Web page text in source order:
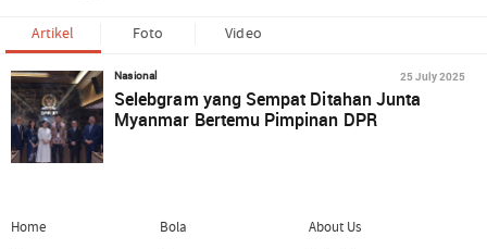
Artikel Foto Video
Nasional 25 July 2025
Selebgram yang Sempat Ditahan Junta
Myanmar Bertemu Pimpinan DPR
Home
Bola
About Us